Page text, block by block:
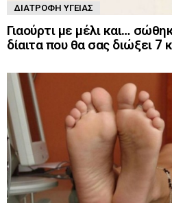
ΔΙΑΤΡΟΦΉ ΥΓΕΊΑΣ
Γιαούρτι με μέλι και…
δίαιτα που θα σας διώξει 7